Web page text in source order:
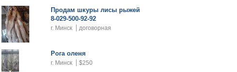
Продам шкуры лисы рыжей
8-029-500-92-92
г. Минск договорная
Рога оленя
г. Минск $250